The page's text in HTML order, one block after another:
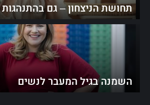
תחושת הניצחון – גם
השמנה בגיל המעבר לנשים